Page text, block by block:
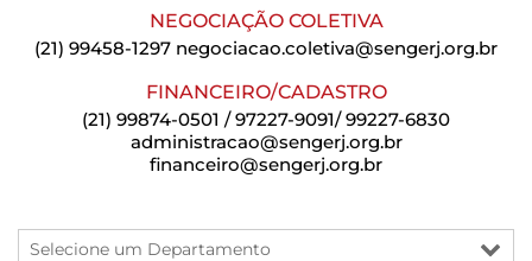
NEGOCIAÇÃO COLETIVA
(21) 99458-1297 negociacao.coletiva@sengerj.org.br
FINANCEIRO/CADASTRO
(21) 99874-0501 / 97227-9091/ 99227-6830
administracao@sengerj.org.br
financeiro@sengerj.org.br